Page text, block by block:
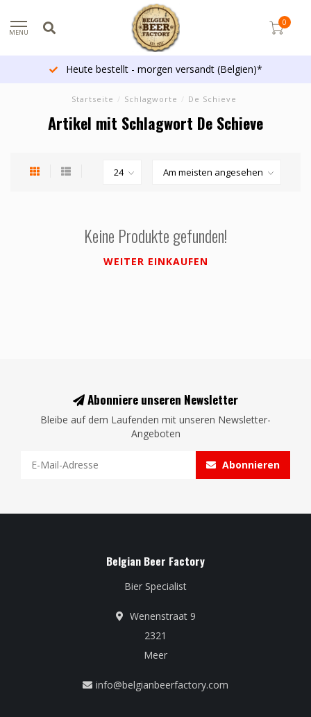
MENU
0
Heute bestellt - morgen versandt (Belgien)*
Startseite / Schlagworte / De Schieve
Artikel mit Schlagwort De Schieve
Keine Produkte gefunden!
WEITER EINKAUFEN
Abonniere unseren Newsletter
Bleibe auf dem Laufenden mit unseren Newsletter-
Angeboten
Abonnieren
Belgian Beer Factory
Bier Specialist
Wenenstraat 9
2321
Meer
info@belgianbeerfactory.com